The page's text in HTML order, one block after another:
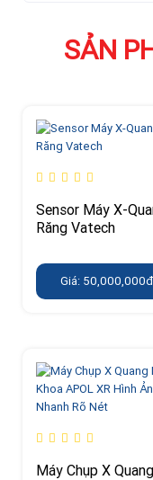
SẢN
Sensor Máy X-
Răng Vatech
Giá: 50,000,000đ
Máy Chụp X Quang